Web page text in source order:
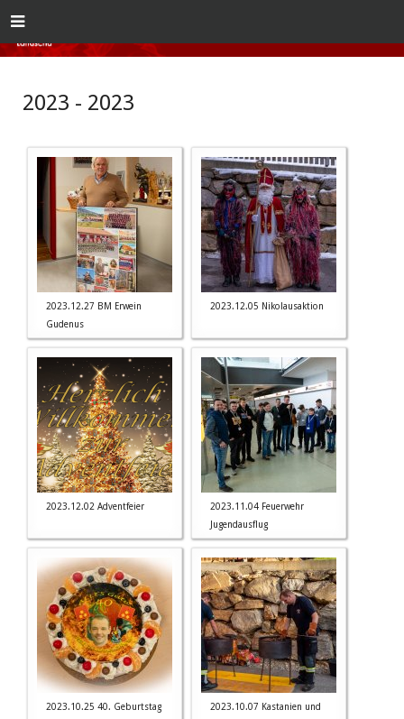
2023 - 2023
2023.12.27 BM Erwein
Gudenus
2023.12.05 Nikolausaktion
2023.12.02 Adventfeier
2023.11.04 Feuerwehr
Jugendausflug
2023.10.25 40. Geburtstag
2023.10.07 Kastanien und